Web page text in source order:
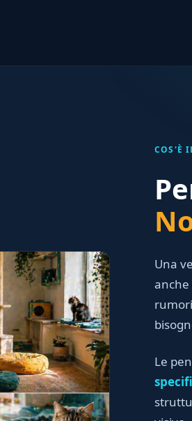
COS'È
Una
Le